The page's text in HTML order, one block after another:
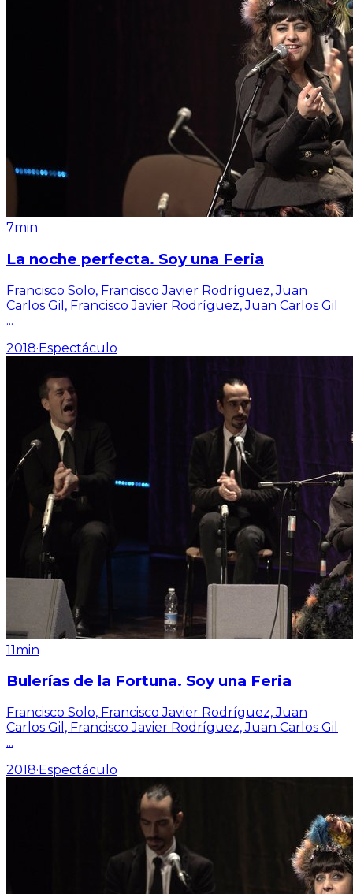
7min
La noche perfecta. Soy una Feria
Francisco Solo, Francisco Javier Rodríguez, Juan
Carlos Gil, Francisco Javier Rodríguez, Juan Carlos Gil
...
2018·Espectáculo
11min
Bulerías de la Fortuna. Soy una Feria
Francisco Solo, Francisco Javier Rodríguez, Juan
Carlos Gil, Francisco Javier Rodríguez, Juan Carlos Gil
...
2018· Espectáculo